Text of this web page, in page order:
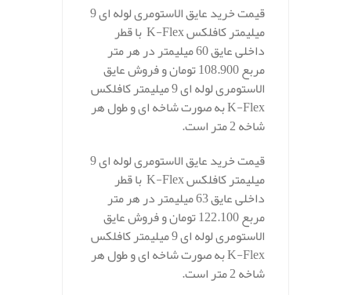
قیمت خرید عایق الاستومری لوله ای 9
میلیمتر کافلکس K-Flex با قطر
داخلی عایق 60 میلیمتر در هر متر
مربع 108.900 تومان و فروش عایق
الاستومری لوله ای 9 میلیمتر کافلکس
K-Flex به صورت شاخه ای و طول هر
شاخه 2 متر است.
قیمت خرید عایق الاستومری لوله ای 9
میلیمتر کافلکس K-Flex با قطر
داخلی عایق 63 میلیمتر در هر متر
مربع 122.100 تومان و فروش عایق
الاستومری لوله ای 9 میلیمتر کافلکس
K-Flex به صورت شاخه ای و طول هر
شاخه 2 متر است.